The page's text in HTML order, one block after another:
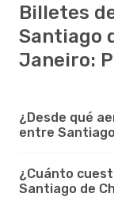
Billetes
Santiago
Janeiro:
¿Desde qué
entre
¿Cuánto
Santiago de